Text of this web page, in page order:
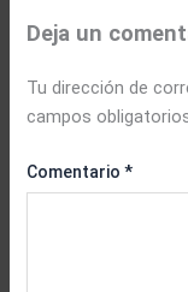
Deja un
Tu dirección de
campos
Comentario*